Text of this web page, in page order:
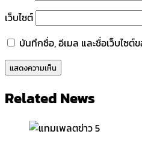
เว็บไซต์
บันทึกชื่อ, อีเมล และชื่อเว็บไซต์
Related News